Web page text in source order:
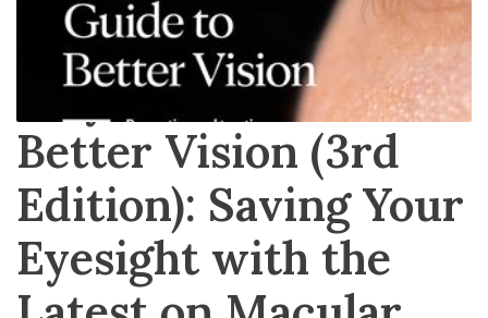
Mayo Clinic Guide to
Better Vision (3rd
Edition): Saving Your
Eyesight with the